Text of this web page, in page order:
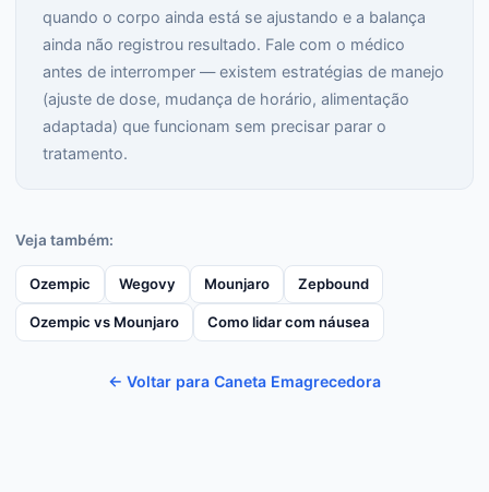
quando o corpo ainda está se ajustando e a balança
ainda não registrou resultado. Fale com o médico
antes de interromper — existem estratégias de manejo
(ajuste de dose, mudança de horário, alimentação
adaptada) que funcionam sem precisar parar o
tratamento.
Veja também:
Ozempic Wegovy Mounjaro Zepbound
Ozempic vs Mounjaro Como lidar com náusea
← Voltar para Caneta Emagrecedora